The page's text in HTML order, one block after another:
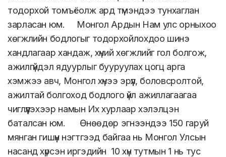
тодорхой томъёолж ард түмэндээ тунхаглан
зарласан юм. Монгол Ардын Нам улс орныхоо
хөгжлийн бодлогыг тодорхойлохдоо шинэ
хандлагаар хандаж, хүний хөгжлийг гол болгож,
ажилгүйдэл ядуурлыг бууруулах цогц арга
хэмжээ авч, Монгол хүнээ эрүүл, боловсролтой,
ажилтай болгоход бодлого үйл ажиллагаагаа
чиглүүлэхээр намын Их хурлаар хэлэлцэн
баталсан юм. Өнөөдөр эгнээндээ 150 гаруй
мянган гишүүн нэгтгээд байгаа нь Монгол Улсын
насанд хүрсэн иргэдийн 10 хүн тутмын 1 нь тус